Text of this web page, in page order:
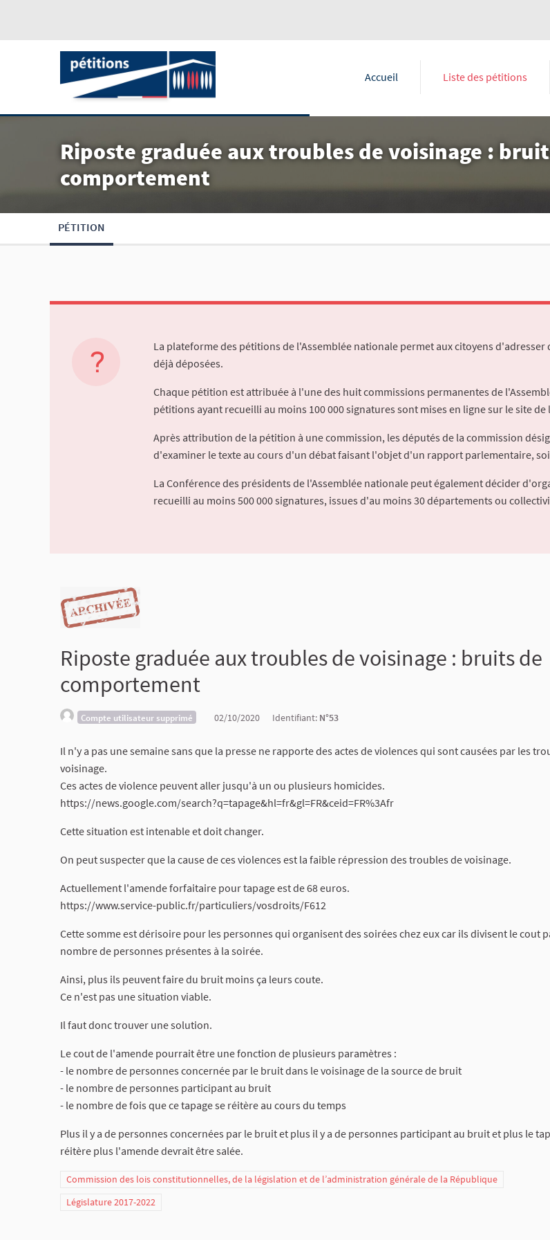
Accueil Liste des pétitions
Riposte graduée aux troubles de voisinage :
comportement
PÉTITION
La plateforme des pétitions de l'Assemblée nationale permet aux citoyens
déjà déposées.
Chaque pétition est attribuée à l'une des huit commissions permanentes de
pétitions ayant recueilli au moins 100 000 signatures sont mises en ligne sur le site
Après attribution de la pétition à une commission, les députés de la commission
d'examiner le texte au cours d'un débat faisant l'objet d'un rapport parlementaire,
La Conférence des présidents de l'Assemblée nationale peut également décider
recueilli au moins 500 000 signatures, issues d'au moins 30 départements ou
Riposte graduée aux troubles de voisinage : bruits de
comportement
Compte utilisateur supprimé 02/10/2020 Identifiant: N°53
Il n'y a pas une semaine sans que la presse ne rapporte des actes de violences qui sont causées par les
voisinage.
Ces actes de violence peuvent aller jusqu'à un ou plusieurs homicides.
https://news.google.com/search?q=tapage&hl=fr&gl=FR&ceid=FR%3Afr
Cette situation est intenable et doit changer.
On peut suspecter que la cause de ces violences est la faible répression des troubles de voisinage.
Actuellement l'amende forfaitaire pour tapage est de 68 euros.
https://www.service-public.fr/particuliers/vosdroits/F612
Cette somme est dérisoire pour les personnes qui organisent des soirées chez eux car ils divisent le cout
nombre de personnes présentes à la soirée.
Ainsi, plus ils peuvent faire du bruit moins ça leurs coute.
Ce n'est pas une situation viable.
Il faut donc trouver une solution.
Le cout de l'amende pourrait être une fonction de plusieurs paramètres :
- le nombre de personnes concernée par le bruit dans le voisinage de la source de bruit
- le nombre de personnes participant au bruit
- le nombre de fois que ce tapage se réitère au cours du temps
Plus il y a de personnes concernées par le bruit et plus il y a de personnes participant au bruit et plus le
réitère plus l'amende devrait être salée.
Commission des lois constitutionnelles, de la législation et de l’administration générale de la République
Législature 2017-2022